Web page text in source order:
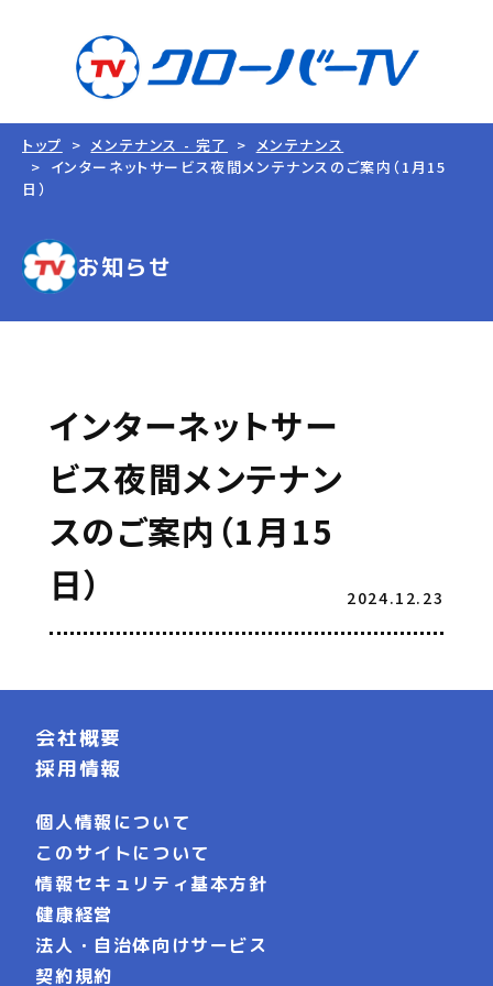
トップ メンテナンス - 完了
メンテナンス
インターネットサービス夜間メンテナンスのご案内（1月15
日）
お知らせ
インターネットサー
ビス夜間メンテナン
スのご案内（1月15
日）
2024.12.23
会社概要
採用情報
個人情報について
このサイトについて
情報セキュリティ基本方針
健康経営
法人・自治体向けサービス
契約規約